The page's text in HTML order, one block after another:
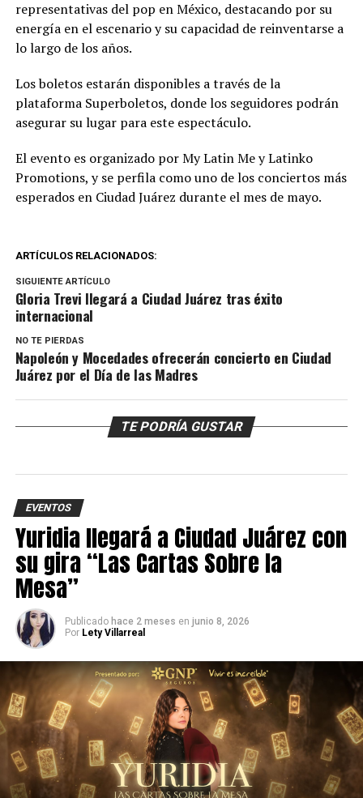
representativas del pop en México, destacando por su
energía en el escenario y su capacidad de reinventarse a
lo largo de los años.
Los boletos estarán disponibles a través de la
plataforma Superboletos, donde los seguidores podrán
asegurar su lugar para este espectáculo.
El evento es organizado por My Latin Me y Latinko
Promotions, y se perfila como uno de los conciertos más
esperados en Ciudad Juárez durante el mes de mayo.
ARTÍCULOS RELACIONADOS:
SIGUIENTE ARTÍCULO
Gloria Trevi llegará a Ciudad Juárez tras éxito
internacional
NO TE PIERDAS
Napoleón y Mocedades ofrecerán concierto en Ciudad
Juárez por el Día de las Madres
TE PODRÍA GUSTAR
EVENTOS
Yuridia llegará a Ciudad Juárez con
su gira “Las Cartas Sobre la
Mesa”
Publicado hace 2 meses en junio 8, 2026
Por Lety Villarreal